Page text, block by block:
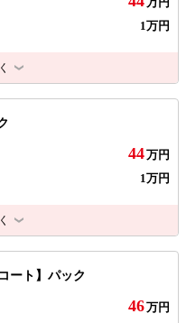
1万円
44万円
1万円
ート】パック
46万円